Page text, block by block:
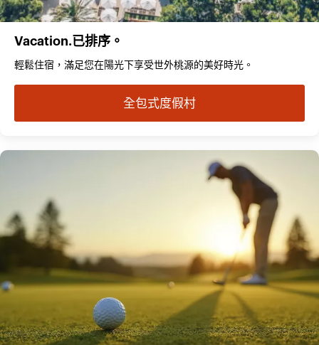
Vacation.已排序。
輕鬆住宿，滿足您在陽光下享受世外桃源的美好時光。
全包式度假村